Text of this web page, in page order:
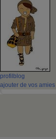
profil blog
ajouter de vos amies